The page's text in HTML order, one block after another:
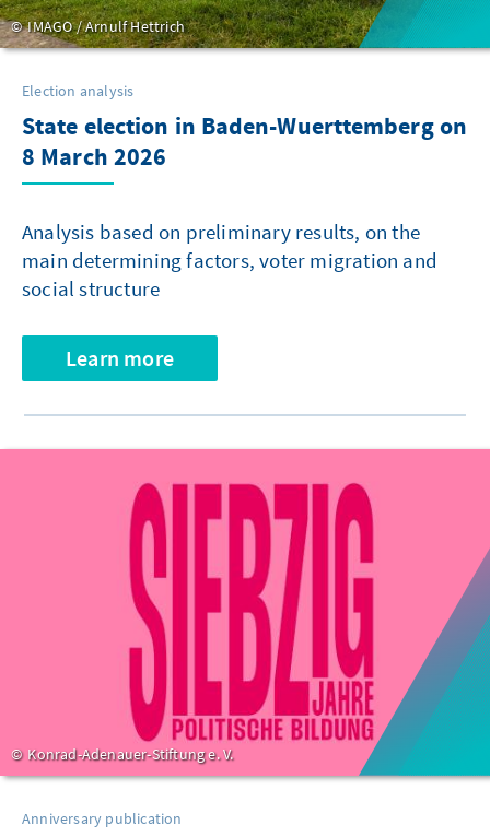
IMAGO / Arnulf Hettrich
Election analysis
State election in Baden-Wuerttemberg on
8 March 2026
Analysis based on preliminary results, on the
main determining factors, voter migration and
social structure
Learn more
Konrad-Adenauer-Stiftung e. V.
Anniversary publication